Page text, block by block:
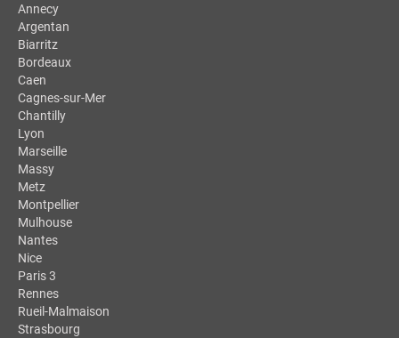
Annecy
Argentan
Biarritz
Bordeaux
Caen
Cagnes-sur-Mer
Chantilly
Lyon
Marseille
Massy
Metz
Montpellier
Mulhouse
Nantes
Nice
Paris 3
Rennes
Rueil-Malmaison
Strasbourg